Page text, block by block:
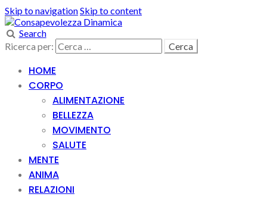
Skip to navigationSkip to content
Search
Ricerca per:
HOME
CORPO
ALIMENTAZIONE
BELLEZZA
MOVIMENTO
SALUTE
MENTE
ANIMA
RELAZIONI